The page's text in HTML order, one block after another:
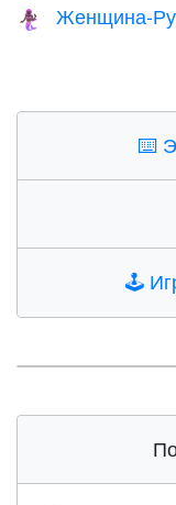
🧜🏿‍♀️ Женщина-
⌨️
🕹️